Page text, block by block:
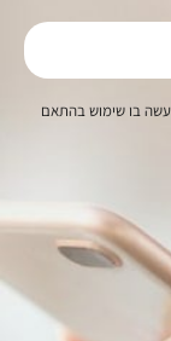
בו שימוש בהתאם